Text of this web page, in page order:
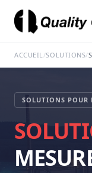
ACCUEIL/SOLUTIONS/
SOLUTIONS POUR